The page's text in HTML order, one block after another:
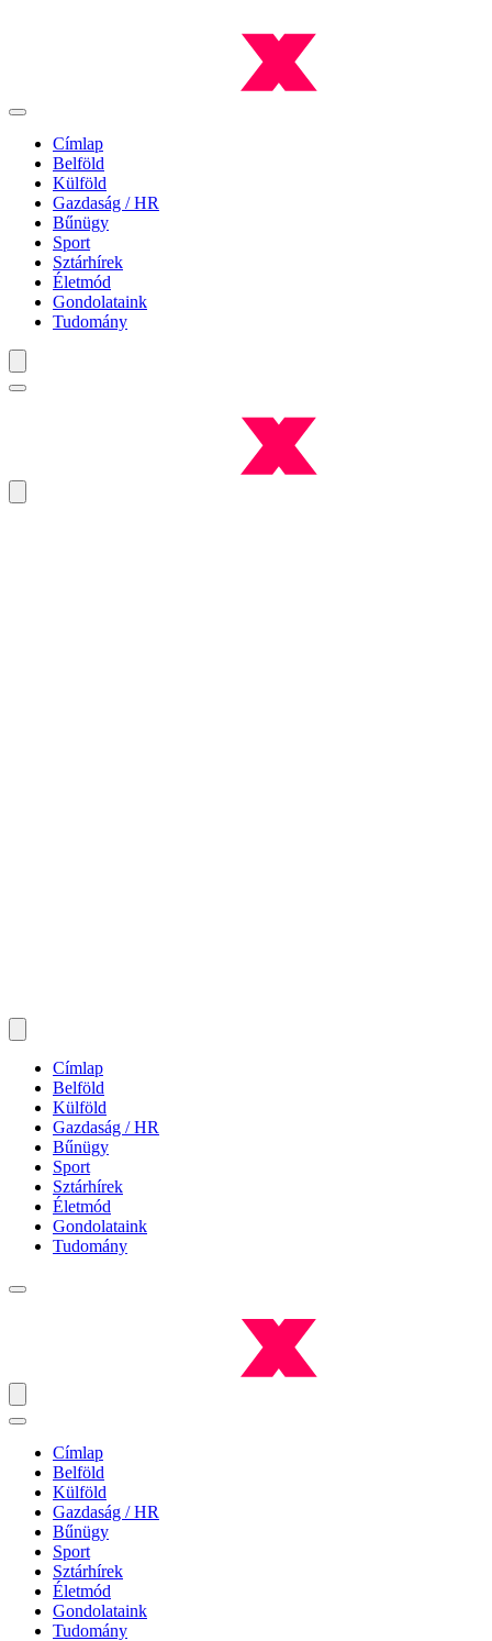
Címlap
Belföld
Külföld
Gazdaság / HR
Bűnügy
Sport
Sztárhírek
Életmód
Gondolataink
Tudomány
Címlap
Belföld
Külföld
Gazdaság / HR
Bűnügy
Sport
Sztárhírek
Életmód
Gondolataink
Tudomány
Címlap
Belföld
Külföld
Gazdaság / HR
Bűnügy
Sport
Sztárhírek
Életmód
Gondolataink
Tudomány